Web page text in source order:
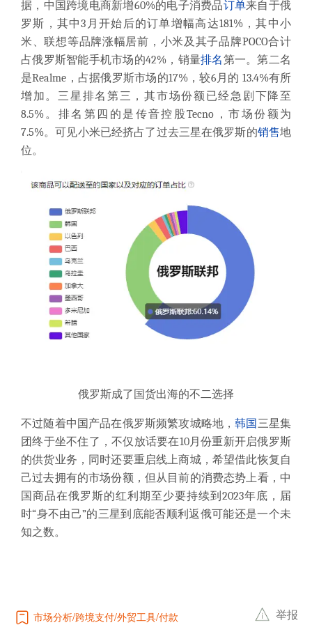
据，中国跨境电商新增60%的电子消费品订单来自于俄
罗斯，其中3月开始后的订单增幅高达181%，其中小
米、联想等品牌涨幅居前，小米及其子品牌POCO合计
占俄罗斯智能手机市场的42%，销量排名第一。第二名
是Realme，占据俄罗斯市场的17%，较6月的 13.4%有所
增加。三星排名第三，其市场份额已经急剧下降至
8.5%。排名第四的是传音控股Tecno，市场份额为
7.5%。可见小米已经挤占了过去三星在俄罗斯的销售地
位。
俄罗斯成了国货出海的不二选择
不过随着中国产品在俄罗斯频繁攻城略地，韩国 三星集
团终于坐不住了，不仅放话要在10月份重新开启俄罗斯
的供货业务，同时还要重启线上商城，希望借此恢复自
己过去拥有的市场份额，但从目前的消费态势上看，中
国商品在俄罗斯的红利期至少要持续到2023年底，届
时“身不由己”的三星到底能否顺利返俄可能还是一个未
知之数。
市场分析 跨境支付 外贸工具 付款 举报